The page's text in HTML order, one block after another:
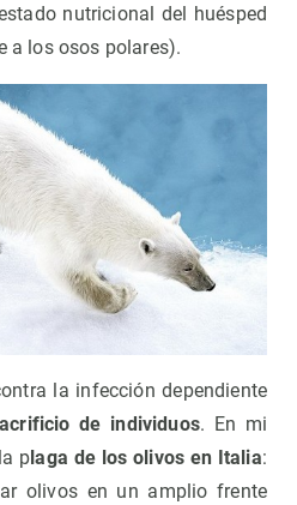
nutricional del huésped
a los osos polares).
la infección dependiente
de individuos. En mi
p laga de los olivos en Italia:
olivos en un amplio frente